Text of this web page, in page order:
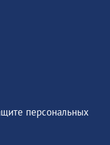
персональных